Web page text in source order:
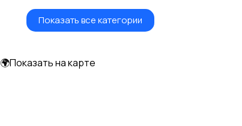
Показать все категории
🌍Показать на карте